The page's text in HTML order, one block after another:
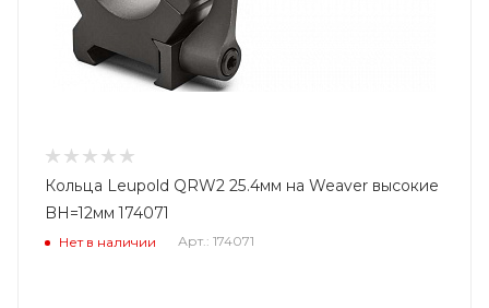
Кольца Leupold QRW2 25.4мм на Weaver высокие
BH=12мм 174071
Нет в наличии Арт.: 174071